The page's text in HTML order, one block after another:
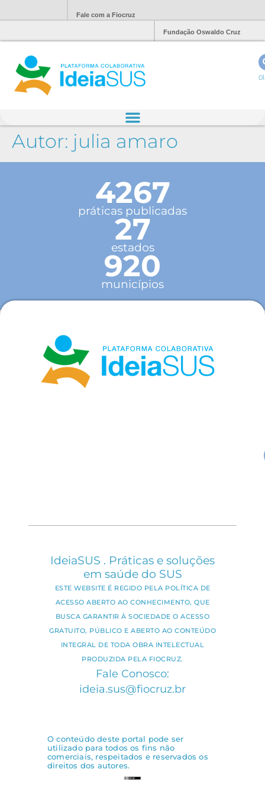
Fale com a Fiocruz
Fundação Oswaldo Cruz
Autor: julia amaro
4267
práticas publicadas
27
estados
920
municípios
IdeiaSUS . Práticas e soluções
em saúde do SUS
ESTE WEBSITE É REGIDO PELA POLÍTICA DE
ACESSO ABERTO AO CONHECIMENTO, QUE
BUSCA GARANTIR À SOCIEDADE O ACESSO
GRATUITO, PÚBLICO E ABERTO AO CONTEÚDO
INTEGRAL DE TODA OBRA INTELECTUAL
PRODUZIDA PELA FIOCRUZ.
Fale Conosco:
ideia.sus@fiocruz.br
O conteúdo deste portal pode ser
utilizado para todos os fins não
comerciais, respeitados e reservados os
direitos dos autores.